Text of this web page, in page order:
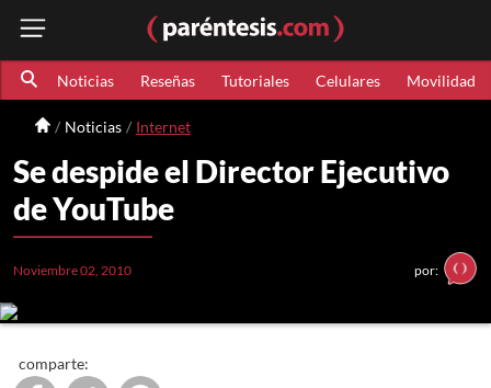
Noticias Reseñas Tutoriales Celulares Movilidad
Noticias Internet
Se despide el Director Ejecutivo
de YouTube
Noviembre 02, 2010 por:
comparte: